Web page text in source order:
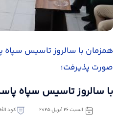
همزمان با سالروز تاسیس سپاه
صورت پذیرفت؛
با سالروز تاسیس سپاه
السبت ٢٦ أبريل ٢٠٢٥ كود الأخبار: